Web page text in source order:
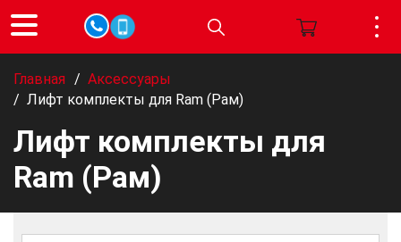
Главная / Аксессуары
/ Лифт комплекты для Ram (Рам)
Лифт комплекты для
Ram (Рам)